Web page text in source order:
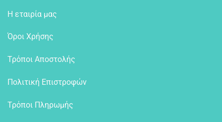
Η εταιρία μας
Όροι Χρήσης
Τρόποι Αποστολής
Πολιτική Επιστροφών
Τρόποι Πληρωμής